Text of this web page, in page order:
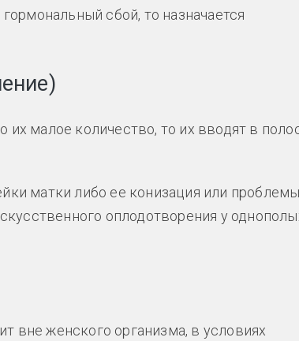
сбой, то назначается
малое количество, то их вводят в
матки либо ее конизация или
оплодотворения у
вне женского организма, в условиях